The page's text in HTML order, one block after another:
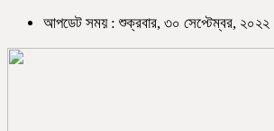
আপডেট সময় : শুক্রবার, ৩০ সেপ্টেম্বর, ২০২২